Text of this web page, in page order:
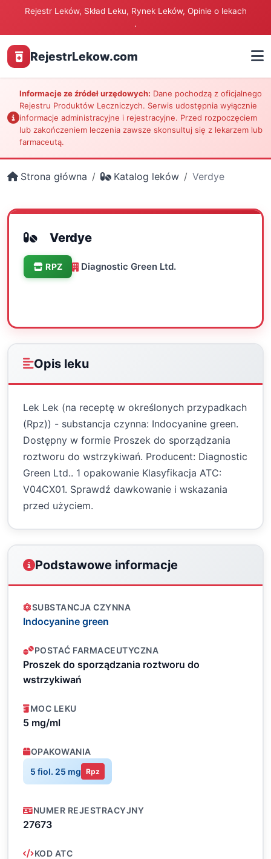
Rejestr Leków, Skład Leku, Rynek Leków, Opinie o lekach
.
RejestrLekow.com
Informacje ze źródeł urzędowych: Dane pochodzą z oficjalnego
Rejestru Produktów Leczniczych. Serwis udostępnia wyłącznie
informacje administracyjne i rejestracyjne. Przed rozpoczęciem
lub zakończeniem leczenia zawsze skonsultuj się z lekarzem lub
farmaceutą.
Strona główna Katalog leków Verdye
Verdye
RPZ Diagnostic Green Ltd.
Opis leku
Lek Lek (na receptę w określonych przypadkach
(Rpz)) - substancja czynna: Indocyanine green.
Dostępny w formie Proszek do sporządzania
roztworu do wstrzykiwań. Producent: Diagnostic
Green Ltd.. 1 opakowanie Klasyfikacja ATC:
V04CX01. Sprawdź dawkowanie i wskazania
przed użyciem.
Podstawowe informacje
SUBSTANCJA CZYNNA
Indocyanine green
POSTAĆ FARMACEUTYCZNA
Proszek do sporządzania roztworu do
wstrzykiwań
MOC LEKU
5 mg/ml
OPAKOWANIA
5 fiol. 25 mg Rpz
NUMER REJESTRACYJNY
27673
KOD ATC